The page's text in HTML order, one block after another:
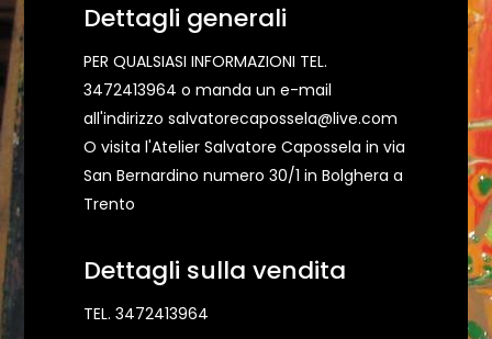
Dettagli generali
PER QUALSIASI INFORMAZIONI TEL.
3472413964 o manda un e-mail
all'indirizzo salvatorecapossela@live.com
O visita l'Atelier Salvatore Capossela in via
San Bernardino numero 30/1 in Bolghera a
Trento
Dettagli sulla vendita
TEL. 3472413964